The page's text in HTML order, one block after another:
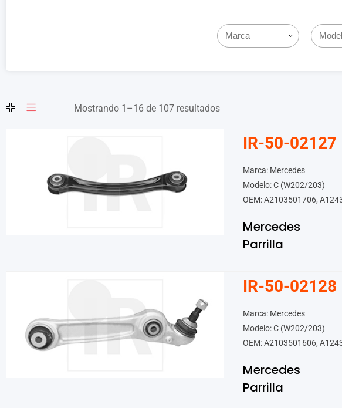
Mostrando 1–16 de 107 resultados
IR-50-02127
Marca: Mercedes
Modelo: C (W202/203)
OEM: A2103501706,
Mercedes
Parrilla
IR-50-02128
Marca: Mercedes
Modelo: C (W202/203)
OEM: A2103501606,
Mercedes
Parrilla